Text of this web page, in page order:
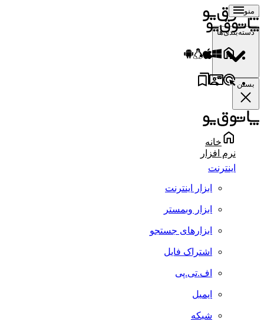
منو
دسته‌بندی‌ها
بستن
خانه
نرم افزار
اینترنت
ابزار اینترنت
ابزار وبمستر
ابزارهای جستجو
اشتراک فایل
اف.تی.پی
ایمیل
شبکه